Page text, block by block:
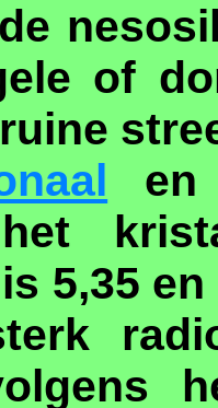
de
of
en
5,35